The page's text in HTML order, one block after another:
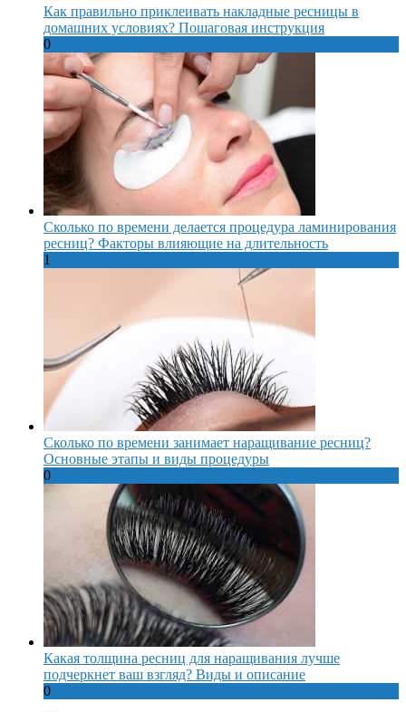
Как правильно приклеивать накладные ресницы в
домашних условиях? Пошаговая инструкция
0
Сколько по времени делается процедура ламинирования
ресниц? Факторы влияющие на длительность
1
Сколько по времени занимает наращивание ресниц?
Основные этапы и виды процедуры
0
Какая толщина ресниц для наращивания лучше
подчеркнет ваш взгляд? Виды и описание
0